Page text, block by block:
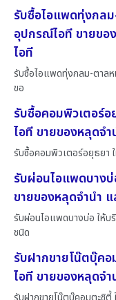
รับซื้อไอแพดทุ่งกล
อุปกรณ์ไอที ขายขอ
ไอที
รับซื้อไอแพดทุ่งกลม-ตาลห
ขอ
รับซื้อคอมพิวเตอร์
ไอที ขายของหลุดจ
รับซื้อคอมพิวเตอร์อยุธยา
รับผ่อนไอแพดบาง
ขายของหลุดจำนำ
รับผ่อนไอแพดบางบ่อ ให้บ
ชนิด
รับฝากขายโน๊ตบุ๊ค
ไอที ขายของหลุดจ